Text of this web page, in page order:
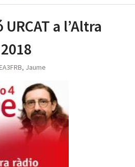
a l’Altra
Jaume